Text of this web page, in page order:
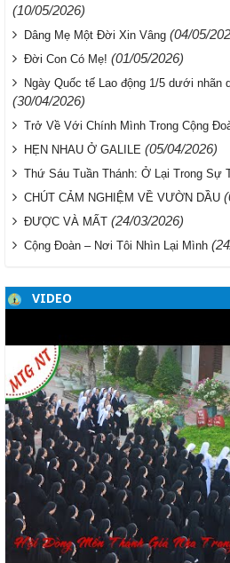
(10/05/2026)
Dâng Mẹ Một Đời Xin Vâng (04/05/
Đời Con Có Mẹ! (01/05/2026)
Ngày Quốc tế Lao động 1/5 dưới nhãn
(30/04/2026)
Trở Về Với Chính Mình Trong Cộng
HẸN NHAU Ở GALILE (05/04/2026)
Thứ Sáu Tuần Thánh: Ở Lại Trong Sự
CHÚT CẢM NGHIỆM VỀ VƯỜN DẦU
ĐƯỢC VÀ MẤT (24/03/2026)
Cộng Đoàn – Nơi Tôi Nhìn Lại Mình
VIDEO